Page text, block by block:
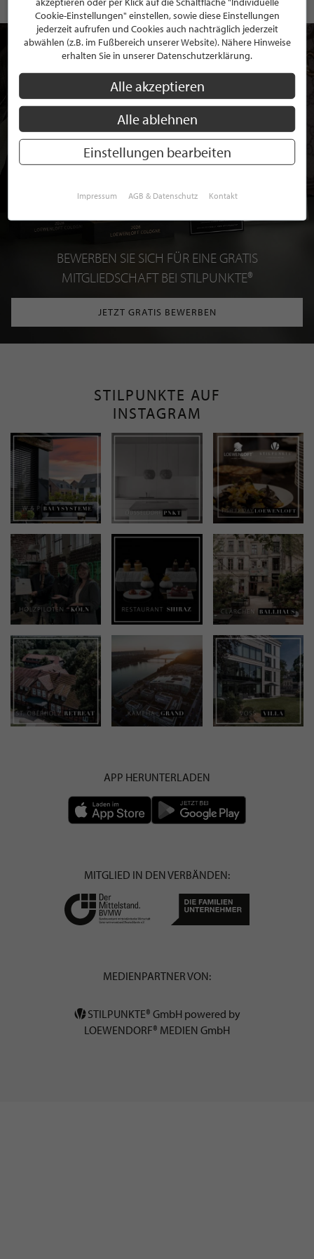
BEWERBEN SIE SICH FÜR EINE GRATIS
MITGLIEDSCHAFT BEI STILPUNKTE®
JETZT GRATIS BEWERBEN
STILPUNKTE AUF
INSTAGRAM
APP HERUNTERLADEN
MITGLIED IN DEN VERBÄNDEN:
MEDIENPARTNER VON:
STILPUNKTE® GmbH powered by
LOEWENDORF® MEDIEN GmbH
Cookie-Einstellungen" einstellen, sowie diese Einstellungen
jederzeit aufrufen und Cookies auch nachträglich jederzeit
abwählen (z.B. im Fußbereich unserer Website). Nähere Hinweise
erhalten Sie in unserer Datenschutzerklärung.
Alle akzeptieren
Alle ablehnen
Einstellungen bearbeiten
Impressum AGB & Datenschutz Kontakt